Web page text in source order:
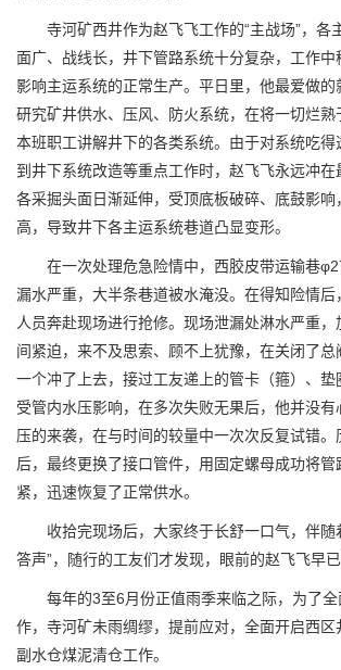
寺河矿西井作为赵飞飞工作的“主战场”，各
面广、战线长，井下管路系统十分复杂，工作中
影响主运系统的正常生产。平日里，他最爱做
研究矿井供水、压风、防火系统，在将一切烂熟
本班职工讲解井下的各类系统。由于对系统吃得
到井下系统改造等重点工作时，赵飞飞永远冲在
各采掘头面日渐延伸，受顶底板破碎、底鼓影响
高，导致井下各主运系统巷道凸显变形。
在一次处理危急险情中，西胶皮带运输巷
漏水严重，大半条巷道被水淹没。在得知险情后
人员奔赴现场进行抢修。现场泄漏处淋水严重
间紧迫，来不及思索、顾不上犹豫，在关闭了
一个冲了上去，接过工友递上的管卡（箍）、垫
受管内水压影响，在多次失败无果后，他并没有
压的来袭，在与时间的较量中一次次反复试错。
后，最终更换了接口管件，用固定螺母成功将管
紧，迅速恢复了正常供水。
收拾完现场后，大家终于长舒一口气，伴随
答声”，随行的工友们才发现，眼前的赵飞飞早
每年的3至6月份正值雨季来临之际，为了全
作，寺河矿未雨绸缪，提前应对，全面开启西区
副水仓煤泥清仓工作。